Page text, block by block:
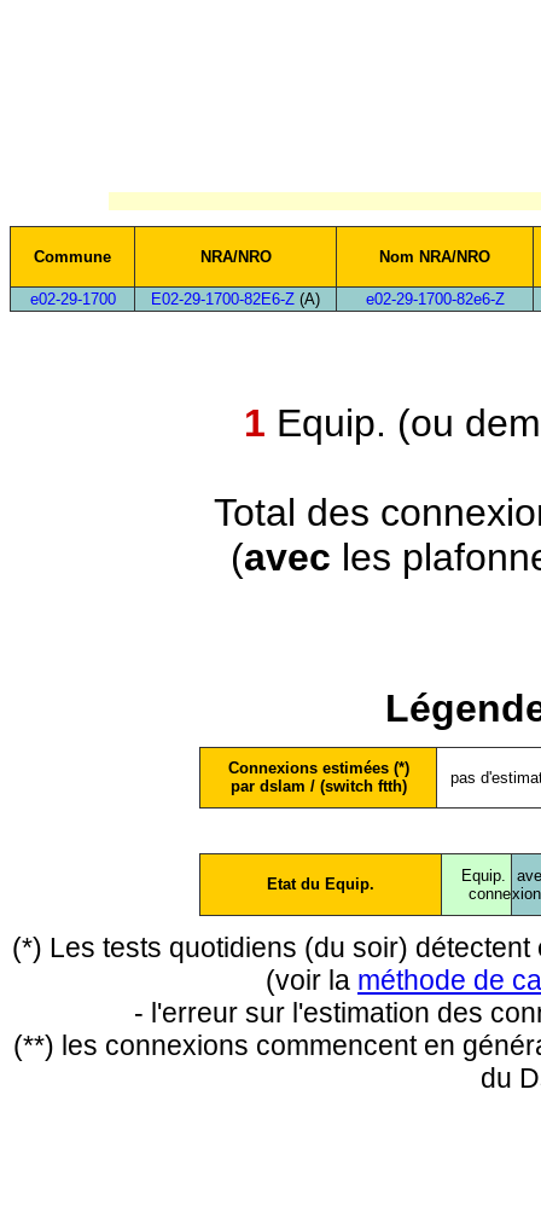
Commune NRA/NRO Nom NRA/NRO
e02-29-1700 E02-29-1700-82E6-Z (A) e02-29-1700-82e6-Z
1 Equip. (ou
Total des
(avec les
Connexions estimées (*)
par dslam / (switch ftth)
pas
Etat du Equip.
Equip.
conne
(*) Les tests quotidiens (du soir)
(voir la méthode de
- l'erreur sur l'estimation des
(**) les connexions commencent en
du